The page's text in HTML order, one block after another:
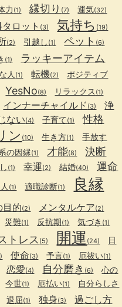
力 (1) 縁切り (7) 運気(32)
ロット (3) 気持ち (19)
(2) 引越し (1) ペット (6)
(1) ラッキーアイテム
人 (1) 転機(2) ポジティブ
YesNo(8) リラックス (1)
インナーチャイルド (3)
浄
ない(4) 子育て(1) 性格
ン (10) 生き方(1) 手放す
の因縁(1) 才能(8) 決断
(1) 幸運(2) 結婚(40) 運命
(1) 適職診断(1) 良縁
目的(2) メンタルケア(2)
災難(1) 反抗期(1) 気づき (1)
トレス (5) 開運 (24)
日
使命(3) 予言(1) 厄祓い(1)
恋愛(4) 自分磨き (6)
心の
今世(1) 厄払い(1) 自分らしさ
退屈(1) 独身(3) 過ごし方